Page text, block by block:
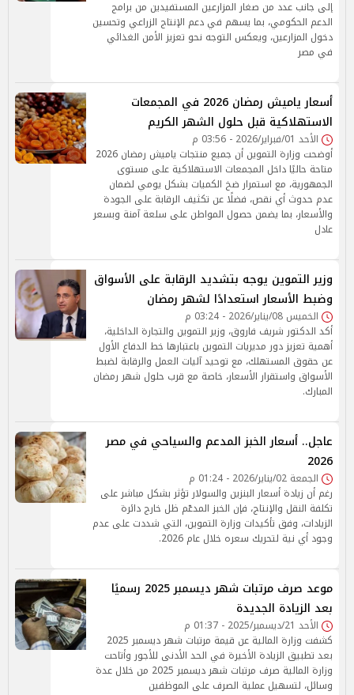
إلى جانب عدد من صغار المزارعين المستفيدين من برامج
الدعم الحكومي، بما يسهم في دعم الإنتاج الزراعي وتحسين
دخول المزارعين، ويعكس التوجه نحو تعزيز الأمن الغذائي
في مصر
أسعار ياميش رمضان 2026 في المجمعات
الاستهلاكية قبل حلول الشهر الكريم
الأحد 01/فبراير/2026 - 03:56 م
أوضحت وزارة التموين أن جميع منتجات ياميش رمضان 2026
متاحة حاليًا داخل المجمعات الاستهلاكية على مستوى
الجمهورية، مع استمرار ضخ الكميات بشكل يومي لضمان
عدم حدوث أي نقص، فضلًا عن تكثيف الرقابة على الجودة
والأسعار، بما يضمن حصول المواطن على سلعة آمنة وبسعر
عادل
وزير التموين يوجه بتشديد الرقابة على الأسواق
وضبط الأسعار استعدادًا لشهر رمضان
الخميس 08/يناير/2026 - 03:24 م
أكد الدكتور شريف فاروق، وزير التموين والتجارة الداخلية،
أهمية تعزيز دور مديريات التموين باعتبارها خط الدفاع الأول
عن حقوق المستهلك، مع توحيد آليات العمل والرقابة لضبط
الأسواق واستقرار الأسعار، خاصة مع قرب حلول شهر رمضان
المبارك.
عاجل.. أسعار الخبز المدعم والسياحي في مصر
2026
الجمعة 02/يناير/2026 - 01:24 م
رغم أن زيادة أسعار البنزين والسولار تؤثر بشكل مباشر على
تكلفة النقل والإنتاج، فإن الخبز المدعّم ظل خارج دائرة
الزيادات، وفق تأكيدات وزارة التموين، التي شددت على عدم
وجود أي نية لتحريك سعره خلال عام 2026.
موعد صرف مرتبات شهر ديسمبر 2025 رسميًا
بعد الزيادة الجديدة
الأحد 21/ديسمبر/2025 - 01:37 م
كشفت وزارة المالية عن قيمة مرتبات شهر ديسمبر 2025
بعد تطبيق الزيادة الأخيرة في الحد الأدنى للأجور وأتاحت
وزارة المالية صرف مرتبات شهر ديسمبر 2025 من خلال عدة
وسائل، لتسهيل عملية الصرف على الموظفين